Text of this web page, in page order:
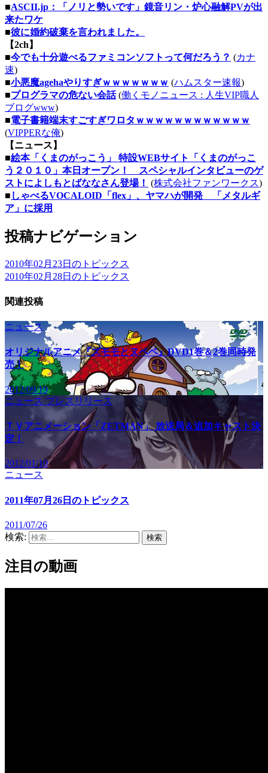
■ASCII.jp：「ノリと勢いです」鏡音リン・炉心融解PVが出
来たワケ
■彼に婚約破棄を言われました。
【2ch】
■今でも十分遊べるファミコンソフトって何だろう？ (カナ
速)
■小悪魔agehaやりすぎｗｗｗｗｗｗｗ (ハムスター速報)
■プログラマの危ない会話(働くモノニュース : 人生VIP職人
ブログwww)
■電子書籍端末すごすぎワロタｗｗｗｗｗｗｗｗｗｗｗｗ
(VIPPERな俺)
【ニュース】
■絵本「くまのがっこう」 特設WEBサイト「くまのがっこ
う２０１０」本日オープン！ スペシャルインタビューのゲ
ストによしもとばななさん登場！ (株式会社ファンワークス)
■ しゃべるVOCALOID「flex」、ヤマハが開発 「メタルギ
ア」に採用
投稿ナビゲーション
2010年02月23日のトピックス
2010年02月28日のトピックス
関連投稿
ニュース
オリジナルアニメ『ズモモとヌペペ』DVD1巻＆2巻同時発
売！
2012/09/19
ニュース プレスリリース
ＴＶアニメーション「ZETMAN」 放送局＆追加キャスト決
定！
2012/01/10
ニュース
2011年07月26日のトピックス
2011/07/26
検索:
注目の動画